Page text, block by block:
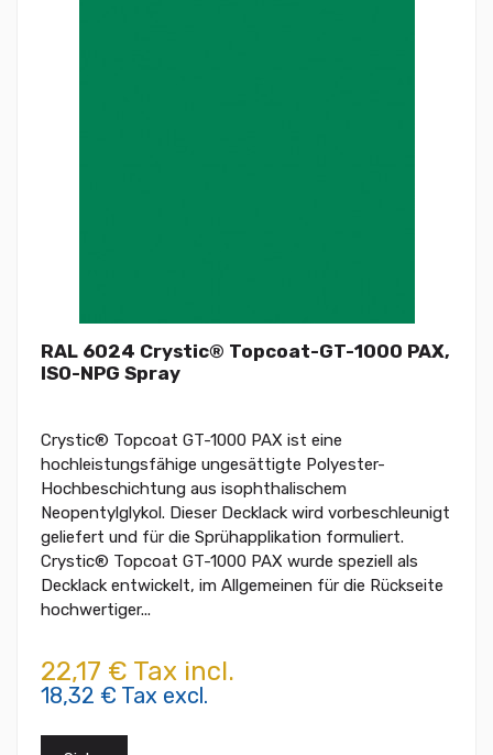
RAL 6024 Crystic® Topcoat-GT-1000 PAX,
ISO-NPG Spray
Crystic® Topcoat GT-1000 PAX ist eine
hochleistungsfähige ungesättigte Polyester-
Hochbeschichtung aus isophthalischem
Neopentylglykol. Dieser Decklack wird vorbeschleunigt
geliefert und für die Sprühapplikation formuliert.
Crystic® Topcoat GT-1000 PAX wurde speziell als
Decklack entwickelt, im Allgemeinen für die Rückseite
hochwertiger...
22,17 € Tax incl.
18,32 € Tax excl.